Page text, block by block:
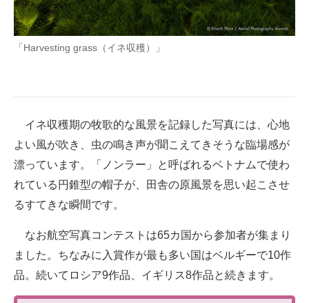
「Harvesting grass（イネ収穫）」
イネ収穫期の牧歌的な風景を記録した写真には、心地
よい風が吹き、虫の鳴き声が聞こえてきそうな臨場感が
漂っています。「ノンラー」と呼ばれるベトナムで使わ
れている円錐型の帽子が、田舎の原風景を思い起こさせ
るすてきな瞬間です。
なお航空写真コンテストは65カ国から参加者が集まり
ました。ちなみに入賞作が最も多い国はベルギーで10作
品。続いてロシア9作品、イギリス8作品と続きます。